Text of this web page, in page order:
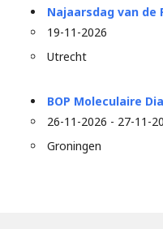
Najaarsdag van de
19-11-2026
Utrecht
BOP Moleculaire
26-11-2026 - 27-11-
Groningen